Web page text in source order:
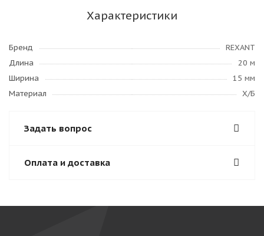
Характеристики
Бренд
REXANT
Длина
20 м
Ширина
15 мм
Материал
Х/Б
Задать вопрос
Оплата и доставка